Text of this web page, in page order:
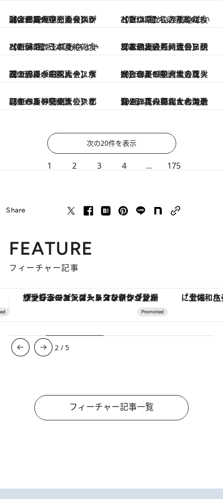
2026.8.2
【この夏の花火大会スケジュール～中部篇～】新潟・長岡だけじゃない！ コンピューター＆音楽が融合する大迫力のイベントほか12選 2026.8.2
【富山県】この夏絶対食べたい 冷やしておいしいおやつ3選 名店考案のもっちり冷たいきんつば
2026.8.2
【新潟県】この夏絶対食べたい 冷やしておいしいおやつ3選 日本酒×スイーツの夢のコラボ 2026.8.1
【この夏の花火大会スケジュール～九州篇～】西日本最大級のハウステンボスや、江戸時代から続く花火大会も。注目イベント11選
2026.8.1
【この夏の花火大会スケジュール～四国篇～】水面で開く水中花火や、解説つきの「おべんきょう花火」ほか5選 2026.8.1
【この夏の花火大会スケジュール～中国地方篇～】ヨーロッパ風の世界観と音楽が融合する花火大会など9選
2026.8.1
【この夏の花火大会スケジュール～関東篇～】北関東から神奈川まで！都心からもアクセスしやすいイベント13選 2026.8.1
【この夏の花火大会スケジュール～東北＆北海道篇～】青森ねぶたとの融合や、花火師同士の競合も！ユニークなイベント13選
次の20件を表示
1 2 3 4 ... 175
Share
FEATURE
フィーチャー記事
「土佐和ハーブかき氷」がOMO7高知に登場！生姜、山椒、大葉など目にも舌にも涼を呼ぶ郷土の味 【夏限定ディナーコース】旬を
3 / 5
フィーチャー記事一覧